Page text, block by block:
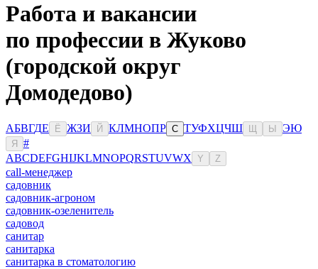
Работа и вакансии
по профессии в Жуково
(городской округ
Домодедово)
АБВГДЕ Ё ЖЗИ Й КЛМНОПР С ТУФХЦЧШ Ы ЭЮ
Я
#
ABCDEFGHIJKLMNOPQRSTUVWX Y Z
сall-менеджер
садовник
садовник-агроном
садовник-озеленитель
садовод
санитар
санитарка
санитарка в стоматологию